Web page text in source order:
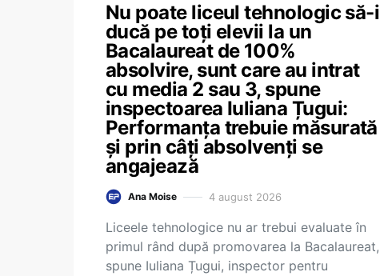
Nu poate liceul tehnologic să-i
ducă pe toți elevii la un
Bacalaureat de 100%
absolvire, sunt care au intrat
cu media 2 sau 3, spune
inspectoarea Iuliana Țugui:
Performanța trebuie măsurată
și prin câți absolvenți se
angajează
Ana Moise 4 august 2026
Liceele tehnologice nu ar trebui evaluate în
primul rând după promovarea la Bacalaureat,
spune Iuliana Țugui, inspector pentru